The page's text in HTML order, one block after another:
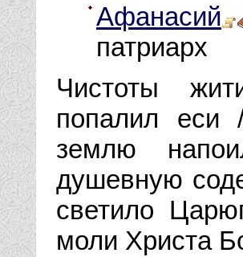
Афанасий
патриарх
Чистоты
попалил еси
землю
душевную
светило
моли Христа